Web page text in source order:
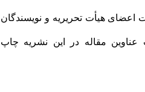
هیأت تحریریه و نویسندگان
مقاله در این نشریه چاپ